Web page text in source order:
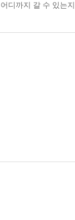
디까지 갈 수 있는